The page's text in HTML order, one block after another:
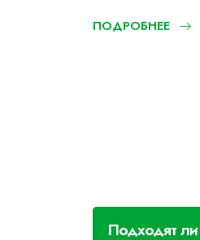
ПОДРОБНЕЕ
Подходят